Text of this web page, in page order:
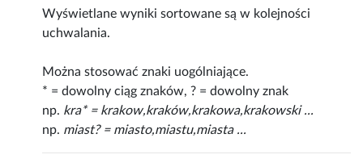
Wyświetlane wyniki sortowane są w kolejności
uchwalania.
Można stosować znaki uogólniające.
* = dowolny ciąg znaków, ? = dowolny znak
np. kra* = krakow,kraków,krakowa,krakowski ...
np. miast? = miasto,miastu,miasta ...